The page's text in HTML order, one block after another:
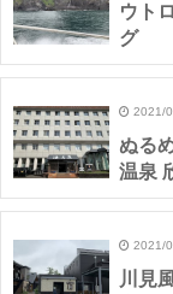
ウト
グ
2021/
ぬる
温泉
2021/
川見